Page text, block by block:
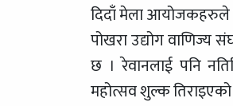
दिदाँ मेला आयोजकहरुले
पोखरा उद्योग
छ । रेवानलाई पनि
महोत्सव शुल्क तिराइएको